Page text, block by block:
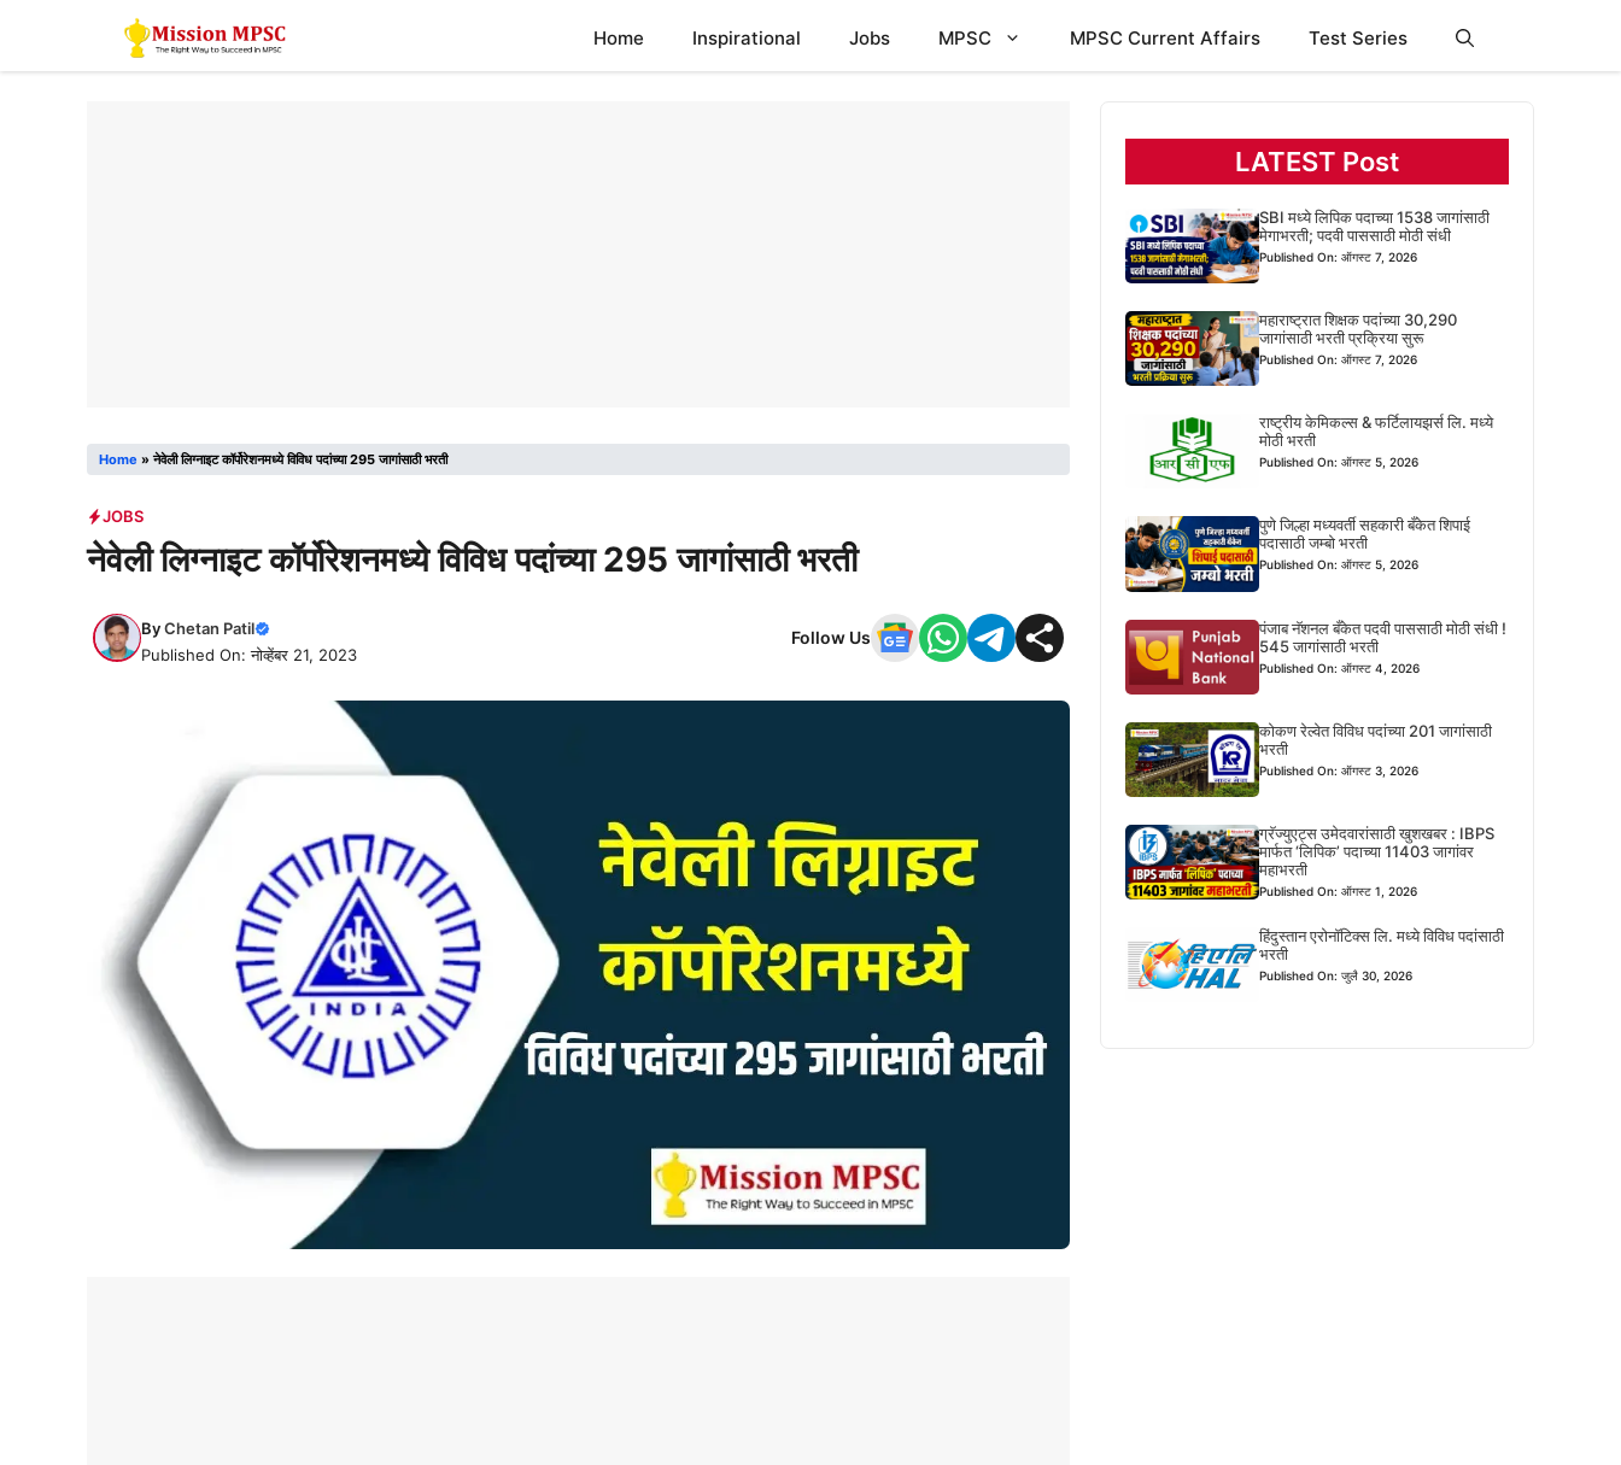
Home Inspirational Jobs MPSC MPSC Current Affairs Test Series
Home »नेवेली लिग्नाइट कॉर्पोरेशनमध्ये विविध पदांच्या 295 जागांसाठी भरती
JOBS
नेवेली लिग्नाइट कॉर्पोरेशनमध्ये विविध पदांच्या 295 जागांसाठी भरती
ByChetan Patil
Published On: नोव्हेंबर 21, 2023
Follow Us
LATEST Post
SBI मध्ये लिपिक पदाच्या 1538 जागांसाठी
मेगाभरती; पदवी पाससाठी मोठी संधी
Published On: ऑगस्ट 7, 2026
महाराष्ट्रात शिक्षक पदांच्या 30,290
जागांसाठी भरती प्रक्रिया सुरू
Published On: ऑगस्ट 7, 2026
राष्ट्रीय केमिकल्स & फर्टिलायझर्स लि. मध्ये
मोठी भरती
Published On: ऑगस्ट 5, 2026
पुणे जिल्हा मध्यवर्ती सहकारी बँकेत शिपाई
पदासाठी जम्बो भरती
Published On: ऑगस्ट 5, 2026
पंजाब नॅशनल बँकेत पदवी पाससाठी मोठी संधी !
545 जागांसाठी भरती
Published On: ऑगस्ट 4, 2026
कोकण रेल्वेत विविध पदांच्या 201 जागांसाठी
भरती
Published On: ऑगस्ट 3, 2026
ग्रॅज्युएट्स उमेदवारांसाठी खुशखबर : IBPS
मार्फत ‘लिपिक’ पदाच्या 11403 जागांवर
महाभरती
Published On: ऑगस्ट 1, 2026
हिंदुस्तान एरोनॉटिक्स लि. मध्ये विविध पदांसाठी
भरती
Published On: जुलै 30, 2026